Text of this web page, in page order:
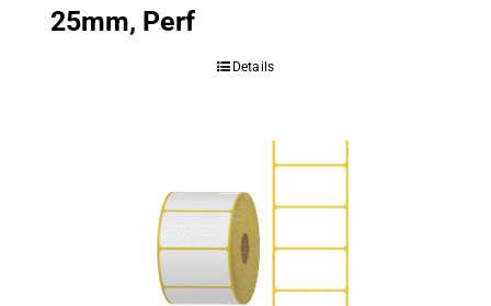
25mm, Perf
Details